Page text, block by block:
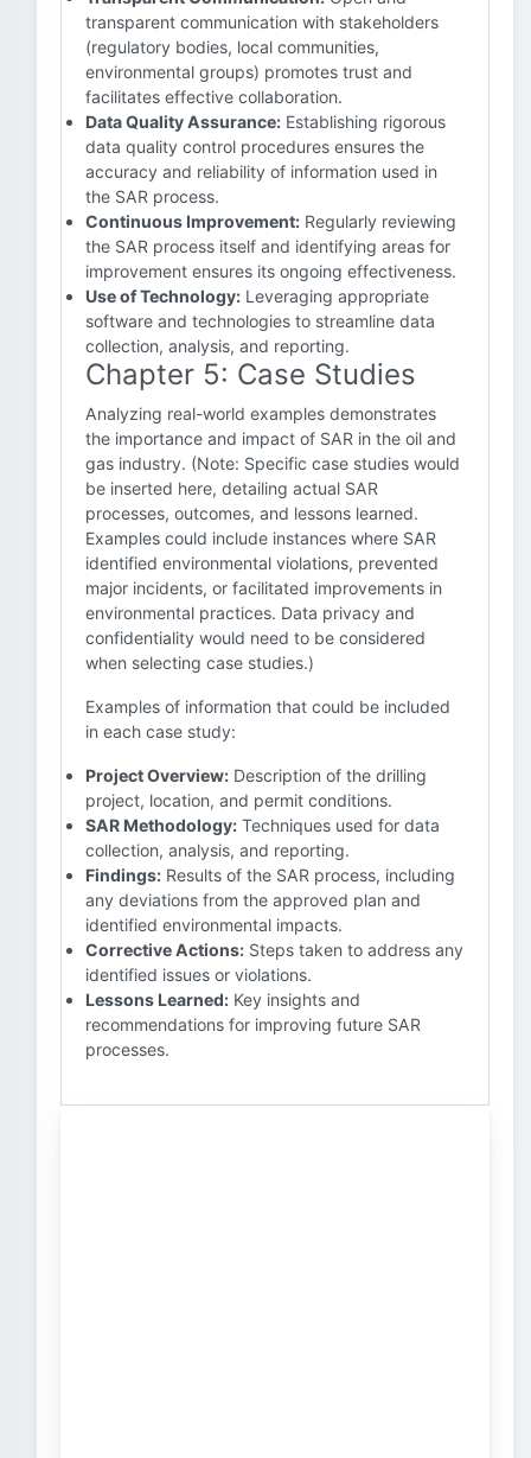
transparent communication with stakeholders
(regulatory bodies, local communities,
environmental groups) promotes trust and
facilitates effective collaboration.
Data Quality Assurance: Establishing rigorous
data quality control procedures ensures the
accuracy and reliability of information used in
the SAR process.
Continuous Improvement: Regularly reviewing
the SAR process itself and identifying areas for
improvement ensures its ongoing effectiveness.
Use of Technology: Leveraging appropriate
software and technologies to streamline data
collection, analysis, and reporting.
Chapter 5: Case Studies
Analyzing real-world examples demonstrates
the importance and impact of SAR in the oil and
gas industry. (Note: Specific case studies would
be inserted here, detailing actual SAR
processes, outcomes, and lessons learned.
Examples could include instances where SAR
identified environmental violations, prevented
major incidents, or facilitated improvements in
environmental practices. Data privacy and
confidentiality would need to be considered
when selecting case studies.)
Examples of information that could be included
in each case study:
Project Overview: Description of the drilling
project, location, and permit conditions.
SAR Methodology: Techniques used for data
collection, analysis, and reporting.
Findings: Results of the SAR process, including
any deviations from the approved plan and
identified environmental impacts.
Corrective Actions: Steps taken to address any
identified issues or violations.
Lessons Learned: Key insights and
recommendations for improving future SAR
processes.